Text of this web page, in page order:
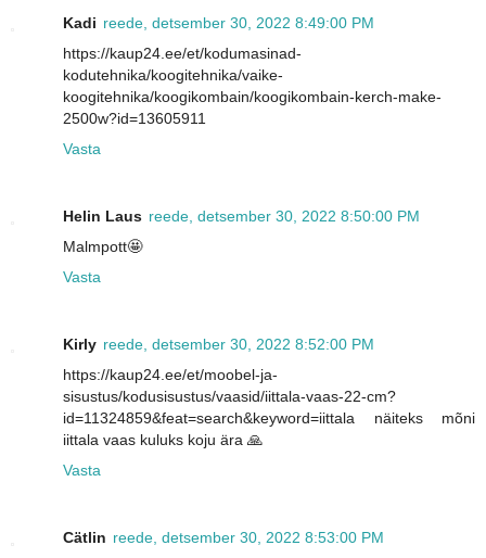
Kadi reede, detsember 30, 2022 8:49:00 PM
https://kaup24.ee/et/kodumasinad-
kodutehnika/koogitehnika/vaike-
koogitehnika/koogikombain/koogikombain-kerch-make-
2500w?id=13605911
Vasta
Helin Laus reede, detsember 30, 2022 8:50:00 PM
Malmpott🤩
Vasta
Kirly reede, detsember 30, 2022 8:52:00 PM
https://kaup24.ee/et/moobel-ja-
sisustus/kodusisustus/vaasid/iittala-vaas-22-cm?
id=11324859&feat=search&keyword=iittala näiteks mõni
iittala vaas kuluks koju ära 🙏
Vasta
Cätlin reede, detsember 30, 2022 8:53:00 PM